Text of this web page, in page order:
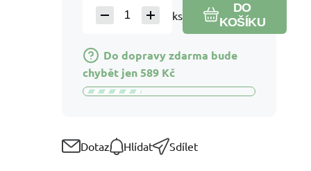
ks
DO
KOŠÍKU
Do dopravy zdarma bude
chybět jen 589 Kč
Dotaz Hlídat Sdílet